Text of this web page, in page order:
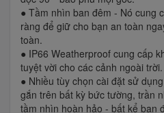
● Tầm nhìn ban đêm - Nó cung
ràng để giữ cho bạn an toàn
toàn.
● IP66 Weatherproof cung cấp
tuyệt vời cho các cảnh ngoài trời.
● Nhiều tùy chọn cài đặt sử
gắn trên bất kỳ bức tường, trần
tầm nhìn hoàn hảo - bất kể bạn